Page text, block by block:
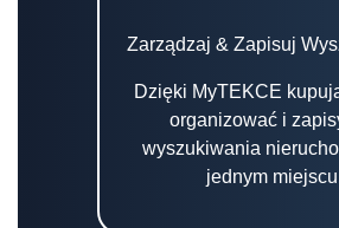
Zarządzaj & Zapisuj
Dzięki MyTEKCE
organizować i
wyszukiwania
jednym